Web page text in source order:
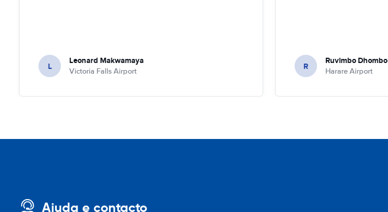
L Leonard Makwamaya
Victoria Falls Airport R Ruvimbo Dhombo
Harare Airport
Ajuda e contacto